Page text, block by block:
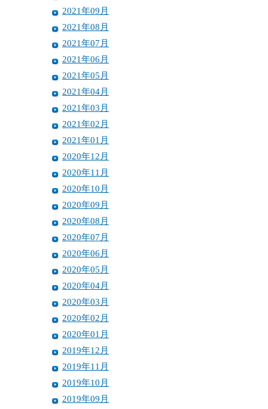
2021年09月
2021年08月
2021年07月
2021年06月
2021年05月
2021年04月
2021年03月
2021年02月
2021年01月
2020年12月
2020年11月
2020年10月
2020年09月
2020年08月
2020年07月
2020年06月
2020年05月
2020年04月
2020年03月
2020年02月
2020年01月
2019年12月
2019年11月
2019年10月
2019年09月